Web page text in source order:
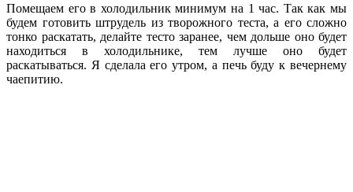
Помещаем его в холодильник минимум на 1 час. Так как мы
будем готовить штрудель из творожного теста, а его сложно
тонко раскатать, делайте тесто заранее, чем дольше оно будет
находиться в холодильнике, тем лучше оно будет
раскатываться. Я сделала его утром, а печь буду к вечернему
чаепитию.